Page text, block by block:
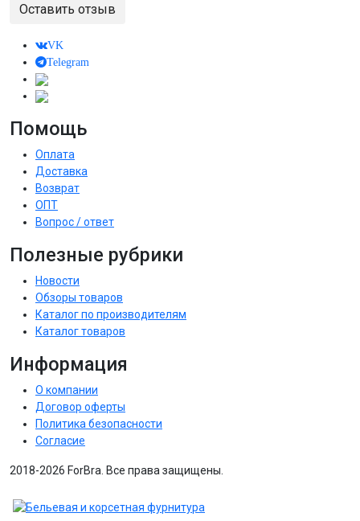
Оставить отзыв
VK
Telegram
Помощь
Оплата
Доставка
Возврат
ОПТ
Вопрос / ответ
Полезные рубрики
Новости
Обзоры товаров
Каталог по производителям
Каталог товаров
Информация
О компании
Договор оферты
Политика безопасности
Согласие
2018-2026 ForBra. Все права защищены.